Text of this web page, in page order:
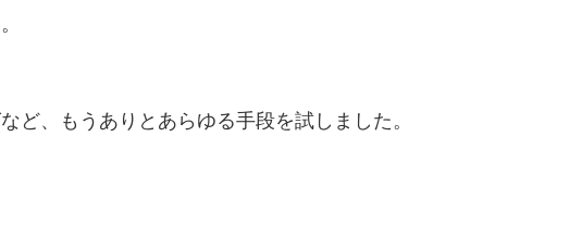
ど、もうありとあらゆる手段を試しました。